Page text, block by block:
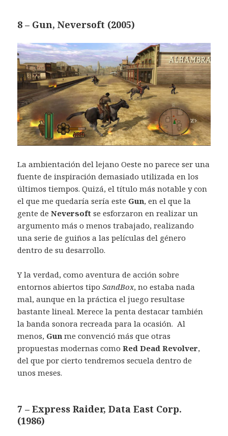
8 – Gun, Neversoft (2005)
La ambientación del lejano Oeste no parece ser una
fuente de inspiración demasiado utilizada en los
últimos tiempos. Quizá, el título más notable y con
el que me quedaría sería este Gun, en el que la
gente deNeversoft se esforzaron en realizar un
argumento más o menos trabajado, realizando
una serie de guiños a las películas del género
dentro de su desarrollo.
Y la verdad, como aventura de acción sobre
entornos abiertos tipoSandBox, no estaba nada
mal, aunque en la práctica el juego resultase
bastante lineal. Merece la penta destacar también
la banda sonora recreada para la ocasión. Al
menos, Gun me convenció más que otras
propuestas modernas comoRed Dead Revolver,
del que por cierto tendremos secuela dentro de
unos meses.
7 – Express Raider, Data East Corp.
(1986)